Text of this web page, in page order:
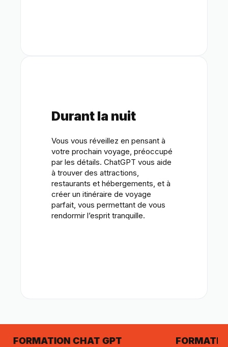
Durant la nuit
Vous vous réveillez en pensant à
votre prochain voyage, préoccupé
par les détails. ChatGPT vous aide
à trouver des attractions,
restaurants et hébergements, et à
créer un itinéraire de voyage
parfait, vous permettant de vous
rendormir l’esprit tranquille.
CHAT GPT FORMATION